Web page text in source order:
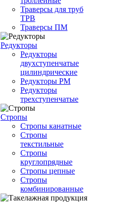
Траверсы для труб
ТРВ
Траверсы ПМ
Редукторы
Редукторы
двухступенчатые
цилиндрические
Редукторы РМ
Редукторы
трехступенчатые
Стропы
Стропы канатные
Стропы
текстильные
Стропы
круглопрядные
Стропы цепные
Стропы
комбинированные